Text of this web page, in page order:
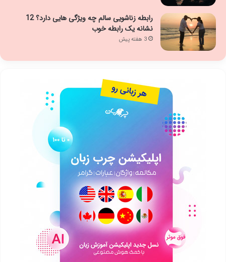
رابطه زناشویی سالم چه ویژگی هایی دارد؟ 12
نشانه یک رابطه خوب
3 هفته پیش